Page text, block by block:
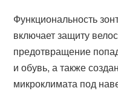
Функциональность
включает защиту
предотвращение
и обувь, а также
микроклимата под